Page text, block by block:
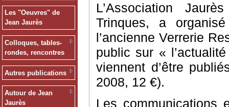
Les "Oeuvres" de
Jean Jaurès
Colloques, tables-
rondes, rencontres
Autres publications
Autour de Jean
Jaurès
L’Association
Trinques, a
l’ancienne Verrerie
public sur «
viennent d’être
2008, 12 €).
Les communications